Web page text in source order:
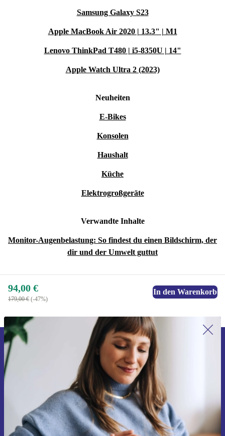
Samsung Galaxy S23
Apple MacBook Air 2020 | 13.3" | M1
Lenovo ThinkPad T480 | i5-8350U | 14"
Apple Watch Ultra 2 (2023)
Neuheiten
E-Bikes
Konsolen
Haushalt
Küche
Elektrogroßgeräte
Verwandte Inhalte
Monitor-Augenbelastung: So findest du einen Bildschirm, der
dir und der Umwelt guttut
94,00 €
179,00 € (-47%)
In den Warenkorb
Erstmals zum Newsletter anmelden,
15 € sparen!
Verpasse kein Angebot mehr.
Gutschein anfordern